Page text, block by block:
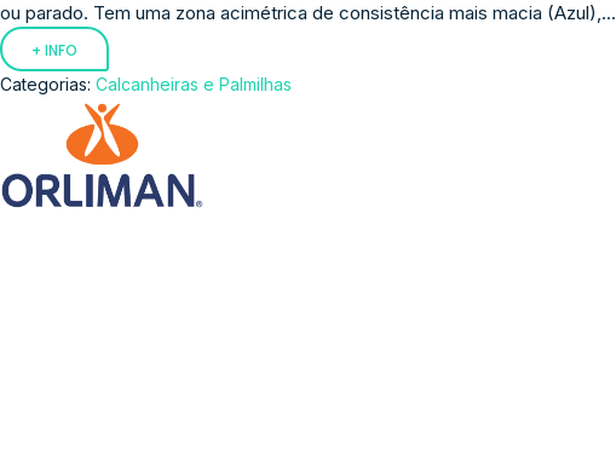
ou parado. Tem uma zona acimétrica de consistência mais macia (Azul),...
+ INFO
Categorias: Calcanheiras e Palmilhas